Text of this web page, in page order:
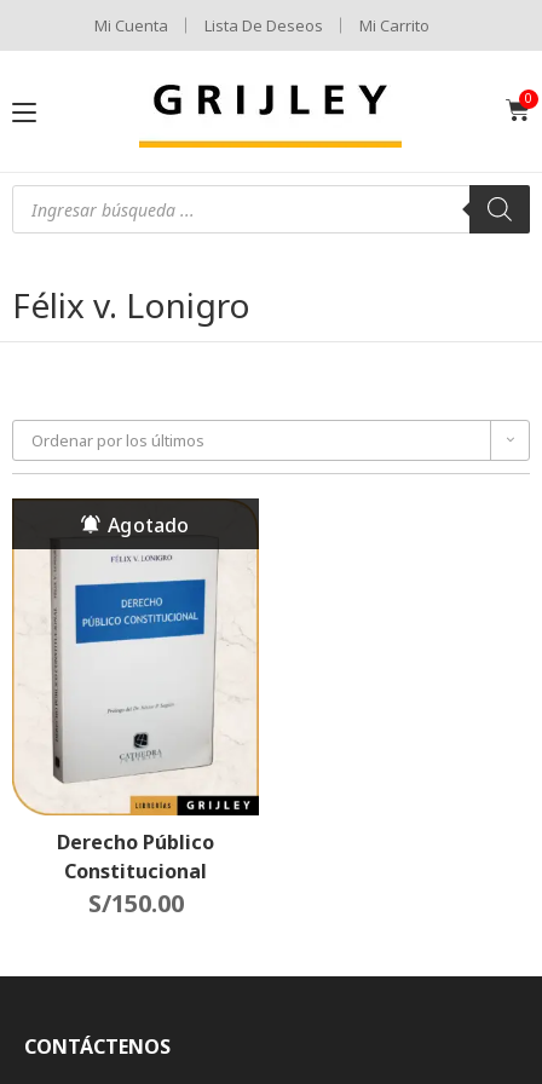
Mi Cuenta Lista De Deseos Mi Carrito
Félix v. Lonigro
Ordenar por los últimos
Derecho Público
Constitucional
S/150.00
CONTÁCTENOS